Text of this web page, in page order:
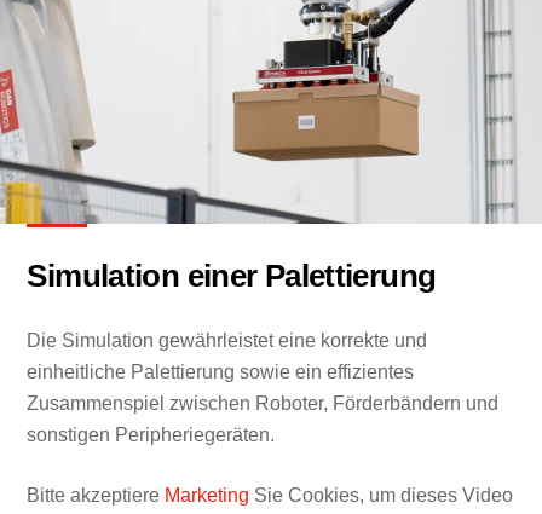
Simulation einer Palettierung
Die Simulation gewährleistet eine korrekte und
einheitliche Palettierung sowie ein effizientes
Zusammenspiel zwischen Roboter, Förderbändern und
sonstigen Peripheriegeräten.
Bitte akzeptiere Marketing Sie Cookies, um dieses Video